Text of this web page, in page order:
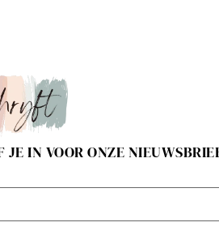
JE IN VOOR ONZE